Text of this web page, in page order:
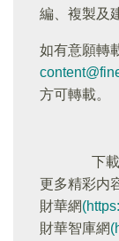
編、複製及
如有意願轉
方可轉載。
下
更多精彩内
財華網
財華智庫網